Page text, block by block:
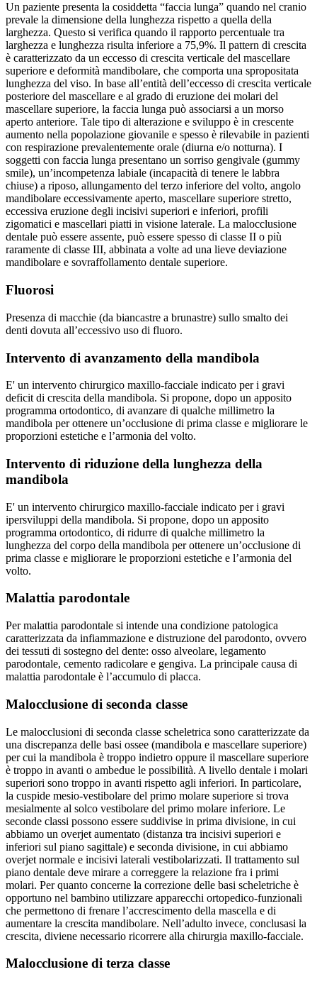
Un paziente presenta la cosiddetta “faccia lunga” quando nel cranio
prevale la dimensione della lunghezza rispetto a quella della
larghezza. Questo si verifica quando il rapporto percentuale tra
larghezza e lunghezza risulta inferiore a 75,9%. Il pattern di crescita
è caratterizzato da un eccesso di crescita verticale del mascellare
superiore e deformità mandibolare, che comporta una spropositata
lunghezza del viso. In base all’entità dell’eccesso di crescita verticale
posteriore del mascellare e al grado di eruzione dei molari del
mascellare superiore, la faccia lunga può associarsi a un morso
aperto anteriore. Tale tipo di alterazione e sviluppo è in crescente
aumento nella popolazione giovanile e spesso è rilevabile in pazienti
con respirazione prevalentemente orale (diurna e/o notturna). I
soggetti con faccia lunga presentano un sorriso gengivale (gummy
smile), un’incompetenza labiale (incapacità di tenere le labbra
chiuse) a riposo, allungamento del terzo inferiore del volto, angolo
mandibolare eccessivamente aperto, mascellare superiore stretto,
eccessiva eruzione degli incisivi superiori e inferiori, profili
zigomatici e mascellari piatti in visione laterale. La malocclusione
dentale può essere assente, può essere spesso di classe II o più
raramente di classe III, abbinata a volte ad una lieve deviazione
mandibolare e sovraffollamento dentale superiore.
Fluorosi
Presenza di macchie (da biancastre a brunastre) sullo smalto dei
denti dovuta all’eccessivo uso di fluoro.
Intervento di avanzamento della mandibola
E' un intervento chirurgico maxillo-facciale indicato per i gravi
deficit di crescita della mandibola. Si propone, dopo un apposito
programma ortodontico, di avanzare di qualche millimetro la
mandibola per ottenere un’occlusione di prima classe e migliorare le
proporzioni estetiche e l’armonia del volto.
Intervento di riduzione della lunghezza della
mandibola
E' un intervento chirurgico maxillo-facciale indicato per i gravi
ipersviluppi della mandibola. Si propone, dopo un apposito
programma ortodontico, di ridurre di qualche millimetro la
lunghezza del corpo della mandibola per ottenere un’occlusione di
prima classe e migliorare le proporzioni estetiche e l’armonia del
volto.
Malattia parodontale
Per malattia parodontale si intende una condizione patologica
caratterizzata da infiammazione e distruzione del parodonto, ovvero
dei tessuti di sostegno del dente: osso alveolare, legamento
parodontale, cemento radicolare e gengiva. La principale causa di
malattia parodontale è l’accumulo di placca.
Malocclusione di seconda classe
Le malocclusioni di seconda classe scheletrica sono caratterizzate da
una discrepanza delle basi ossee (mandibola e mascellare superiore)
per cui la mandibola è troppo indietro oppure il mascellare superiore
è troppo in avanti o ambedue le possibilità. A livello dentale i molari
superiori sono troppo in avanti rispetto agli inferiori. In particolare,
la cuspide mesio-vestibolare del primo molare superiore si trova
mesialmente al solco vestibolare del primo molare inferiore. Le
seconde classi possono essere suddivise in prima divisione, in cui
abbiamo un overjet aumentato (distanza tra incisivi superiori e
inferiori sul piano sagittale) e seconda divisione, in cui abbiamo
overjet normale e incisivi laterali vestibolarizzati. Il trattamento sul
piano dentale deve mirare a correggere la relazione fra i primi
molari. Per quanto concerne la correzione delle basi scheletriche è
opportuno nel bambino utilizzare apparecchi ortopedico-funzionali
che permettono di frenare l’accrescimento della mascella e di
aumentare la crescita mandibolare. Nell’adulto invece, conclusasi la
crescita, diviene necessario ricorrere alla chirurgia maxillo-facciale.
Malocclusione di terza classe